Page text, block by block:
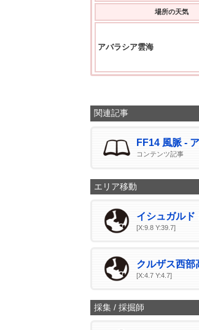
場所の天気
アバラシア雲海
関連記事
FF14 風脈 -
コンテンツ記事
エリア移動
イシュガルド
[X:9.8 Y:39.7]
クルザス西部
[X:4.7 Y:4.7]
採集 / 採掘師